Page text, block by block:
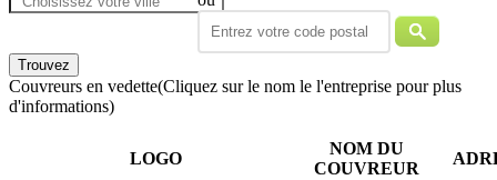
Couvreurs en vedette(Cliquez sur le nom le l'entreprise pour plus
d'informations)
LOGO
NOM DU
COUVREUR